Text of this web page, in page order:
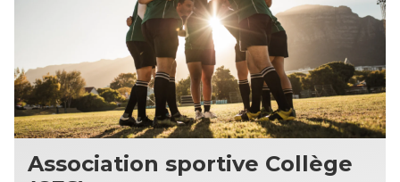
Association sportive Collège